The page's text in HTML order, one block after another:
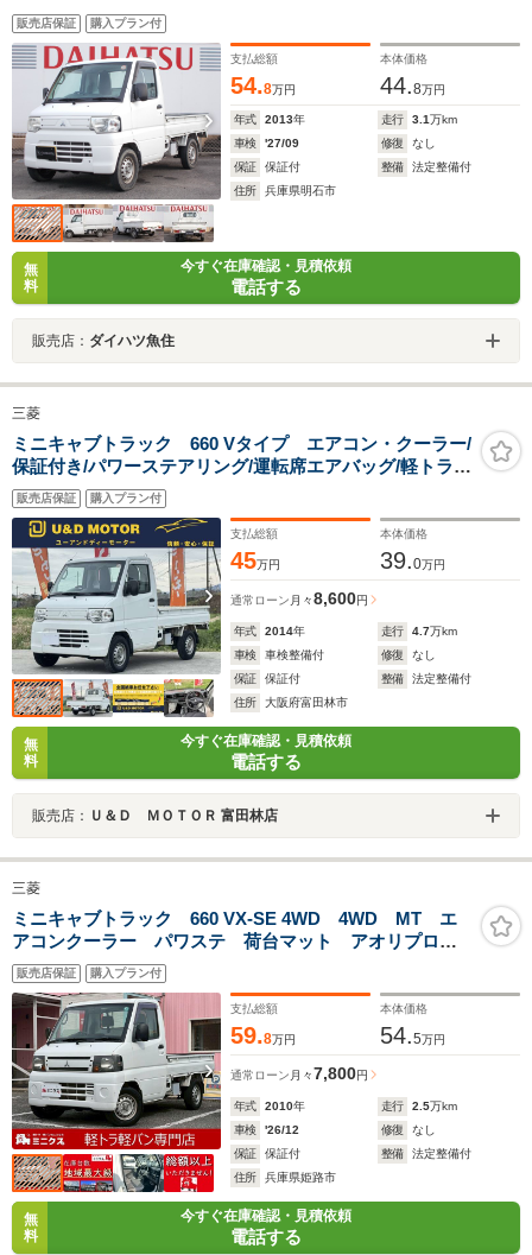
販売店保証 購入プラン付
支払総額
54.8万円
本体価格
44.8万円
年式 2013年 走行 3.1万km
車検
'27/09 修復
なし
保証
保証付 整備
法定整備付
住所
兵庫県明石市
無
料
今すぐ在庫確認・見積依頼
電話する
販売店： ダイハツ魚住
三菱
ミニキャブトラック 660 Vタイプ エアコン・クーラー/
保証付き/パワーステアリング/運転席エアバッグ/軽トラ/
最大積載量350kg/5速マニュアル/三方開
販売店保証 購入プラン付
支払総額
45万円
本体価格
39.0万円
通常ローン 月々8,600円
年式 2014年 走行 4.7万km
車検
車検整備付 修復
なし
保証
保証付 整備
法定整備付
住所
大阪府富田林市
無
料
今すぐ在庫確認・見積依頼
電話する
販売店： Ｕ＆Ｄ ＭＯＴＯＲ 富田林店
三菱
ミニキャブトラック 660 VX-SE 4WD 4WD MT エ
アコンクーラー パワステ 荷台マット アオリプロテ
クター ヘッドライトレベライザー フロアマット ド
アバイザー 純正ラジオ シガーライター スペアタイ
ヤ
販売店保証 購入プラン付
支払総額
59.8万円
本体価格
54.5万円
通常ローン 月々7,800円
年式 2010年 走行 2.5万km
車検
'26/12 修復
なし
保証
保証付 整備
法定整備付
住所
兵庫県姫路市
無
料
今すぐ在庫確認・見積依頼
電話する